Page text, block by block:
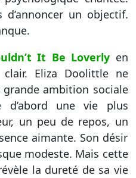
un objectif.
It Be Loverly en
Eliza Doolittle ne
ambition sociale
d’abord une vie plus
un peu de repos, un
aimante. Son désir
modeste. Mais cette
la dureté de sa vie